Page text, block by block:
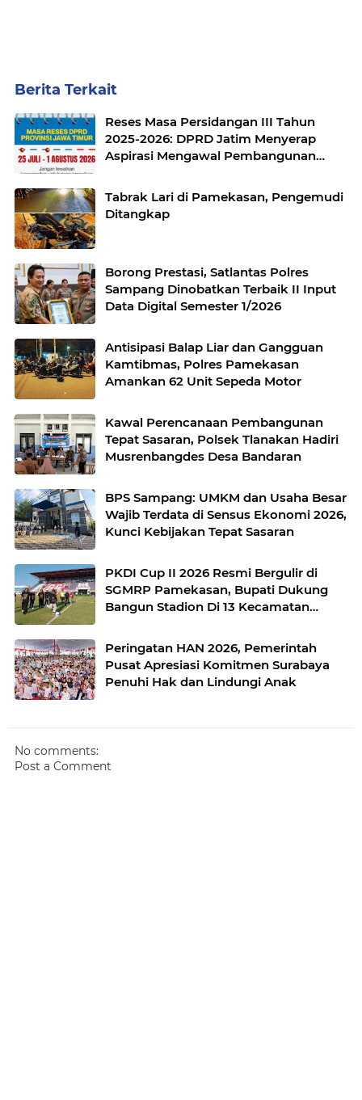
Berita Terkait
Reses Masa Persidangan III Tahun
2025-2026: DPRD Jatim Menyerap
Aspirasi Mengawal Pembangunan
Tabrak Lari di Pamekasan, Pengemudi
Ditangkap
Borong Prestasi, Satlantas Polres
Sampang Dinobatkan Terbaik II Input
Data Digital Semester 1/2026
Antisipasi Balap Liar dan Gangguan
Kamtibmas, Polres Pamekasan
Amankan 62 Unit Sepeda Motor
Kawal Perencanaan Pembangunan
Tepat Sasaran, Polsek Tlanakan Hadiri
Musrenbangdes Desa Bandaran
BPS Sampang: UMKM dan Usaha Besar
Wajib Terdata di Sensus Ekonomi 2026,
Kunci Kebijakan Tepat Sasaran
PKDI Cup II 2026 Resmi Bergulir di
SGMRP Pamekasan, Bupati Dukung
Bangun Stadion Di 13 Kecamatan
Peringatan HAN 2026, Pemerintah
Pusat Apresiasi Komitmen Surabaya
Penuhi Hak dan Lindungi Anak
No comments:
Post a Comment